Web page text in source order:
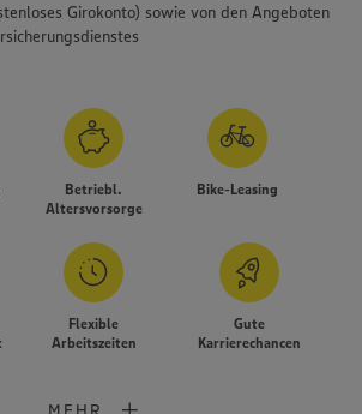
Girokonto) sowie von den Angeboten
Betriebl.
Altersvorsorge
Bike-Leasing
Flexible
Arbeitszeiten
Gute
Karrierechancen